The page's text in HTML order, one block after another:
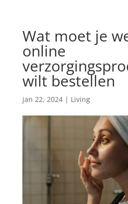
Wat moet je
online
wilt bestellen
jan 22, 2024| Living